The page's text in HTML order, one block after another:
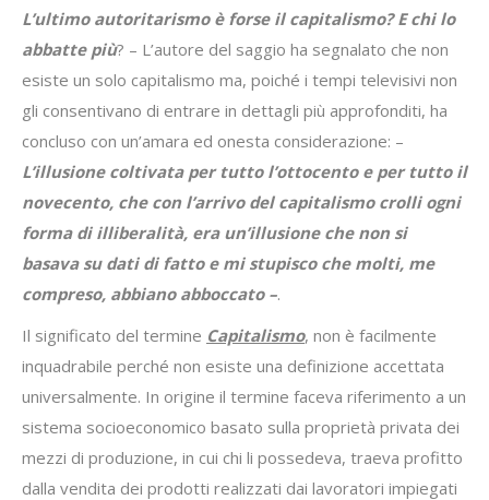
L’ultimo autoritarismo è forse il capitalismo? E chi lo
abbatte più? – L’autore del saggio ha segnalato che non
esiste un solo capitalismo ma, poiché i tempi televisivi non
gli consentivano di entrare in dettagli più approfonditi, ha
concluso con un’amara ed onesta considerazione: –
L’illusione coltivata per tutto l’ottocento e per tutto il
novecento, che con l’arrivo del capitalismo crolli ogni
forma di illiberalità, era un’illusione che non si
basava su dati di fatto e mi stupisco che molti, me
compreso, abbiano abboccato –.
Il significato del termine Capitalismo, non è facilmente
inquadrabile perché non esiste una definizione accettata
universalmente. In origine il termine faceva riferimento a un
sistema socioeconomico basato sulla proprietà privata dei
mezzi di produzione, in cui chi li possedeva, traeva profitto
dalla vendita dei prodotti realizzati dai lavoratori impiegati